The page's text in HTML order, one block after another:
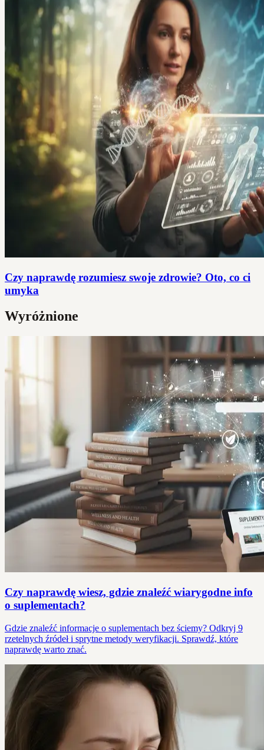
Czy naprawdę rozumiesz swoje zdrowie? Oto, co ci
umyka
Wyróżnione
Czy naprawdę wiesz, gdzie znaleźć wiarygodne info
o suplementach?
Gdzie znaleźć informacje o suplementach bez ściemy? Odkryj 9
rzetelnych źródeł i sprytne metody weryfikacji. Sprawdź, które
naprawdę warto znać.